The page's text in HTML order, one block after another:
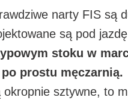
narty FIS są
są pod
stoku w
prostu męczarnią.
sztywne, to